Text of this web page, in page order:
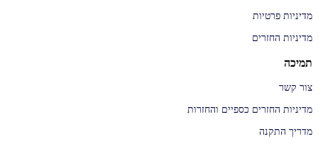
מדיניות פרטיות
מדיניות החזרים
תמיכה
צור קשר
מדיניות החזרים כספיים והחזרות
מדריך התקנה